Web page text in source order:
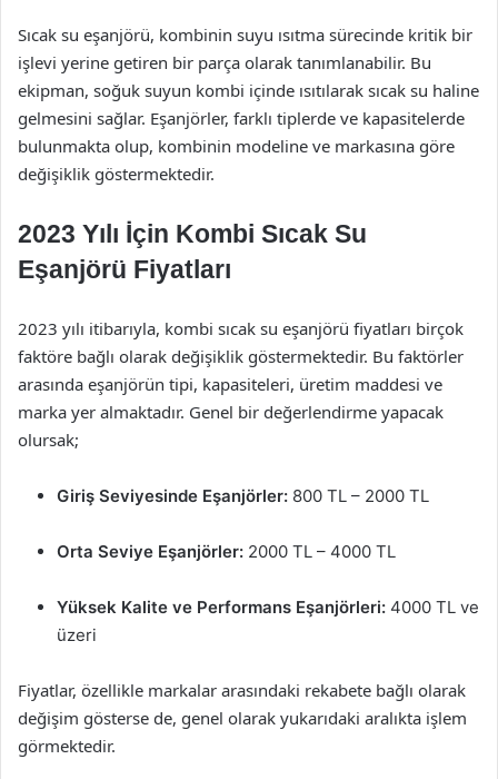
Sıcak su eşanjörü, kombinin suyu ısıtma sürecinde kritik bir
işlevi yerine getiren bir parça olarak tanımlanabilir. Bu
ekipman, soğuk suyun kombi içinde ısıtılarak sıcak su haline
gelmesini sağlar. Eşanjörler, farklı tiplerde ve kapasitelerde
bulunmakta olup, kombinin modeline ve markasına göre
değişiklik göstermektedir.
2023 Yılı İçin Kombi Sıcak Su
Eşanjörü Fiyatları
2023 yılı itibarıyla, kombi sıcak su eşanjörü fiyatları birçok
faktöre bağlı olarak değişiklik göstermektedir. Bu faktörler
arasında eşanjörün tipi, kapasiteleri, üretim maddesi ve
marka yer almaktadır. Genel bir değerlendirme yapacak
olursak;
Giriş Seviyesinde Eşanjörler: 800 TL – 2000 TL
Orta Seviye Eşanjörler: 2000 TL – 4000 TL
Yüksek Kalite ve Performans Eşanjörleri: 4000 TL ve
üzeri
Fiyatlar, özellikle markalar arasındaki rekabete bağlı olarak
değişim gösterse de, genel olarak yukarıdaki aralıkta işlem
görmektedir.